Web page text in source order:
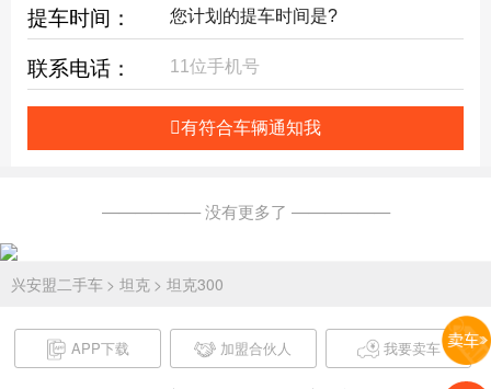
提车时间：
联系电话：
有符合车辆通知我
—————— 没有更多了 ——————
兴安盟二手车 > 坦克 > 坦克300
APP下载 加盟合伙人 我要卖车